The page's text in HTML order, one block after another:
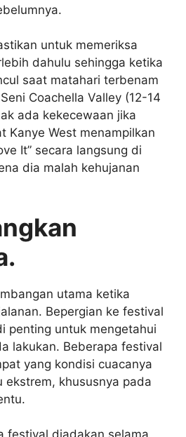
untuk memeriksa
dahulu sehingga ketika
saat matahari terbenam
Coachella Valley (12-14
ada kekecewaan jika
Kanye West menampilkan
It” secara langsung di
dia malah kehujanan
utama ketika
Bepergian ke festival
penting untuk mengetahui
lakukan. Beberapa festival
yang kondisi cuacanya
ekstrem, khususnya pada